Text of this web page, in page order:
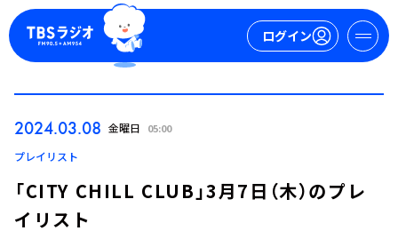
ログイン
2024.03.08 金曜日 05:00
プレイリスト
「CITY CHILL CLUB」3月7日（木）のプレ
イリスト